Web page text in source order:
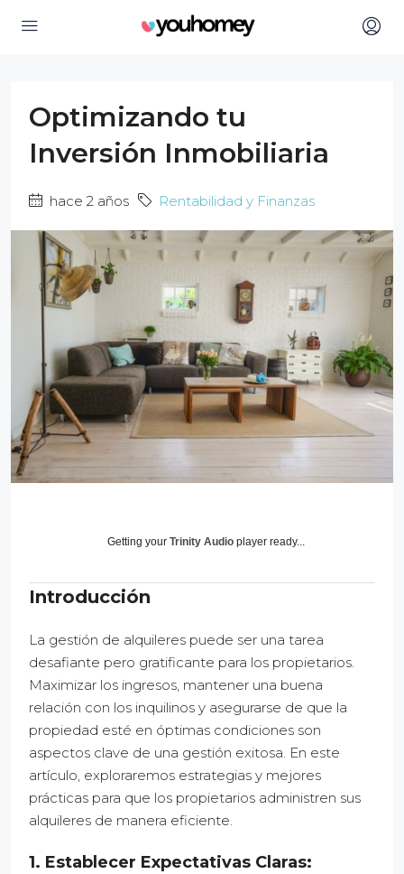
Optimizando tu
Inversión Inmobiliaria
hace 2 años Rentabilidad y Finanzas
Getting your Trinity Audio player ready...
Introducción
La gestión de alquileres puede ser una tarea
desafiante pero gratificante para los propietarios.
Maximizar los ingresos, mantener una buena
relación con los inquilinos y asegurarse de que la
propiedad esté en óptimas condiciones son
aspectos clave de una gestión exitosa. En este
artículo, exploraremos estrategias y mejores
prácticas para que los propietarios administren sus
alquileres de manera eficiente.
1. Establecer Expectativas Claras: